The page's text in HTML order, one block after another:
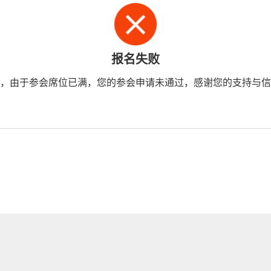
报名失败
由于参会席位已满，您的参会申请未通过，感谢您的支持与